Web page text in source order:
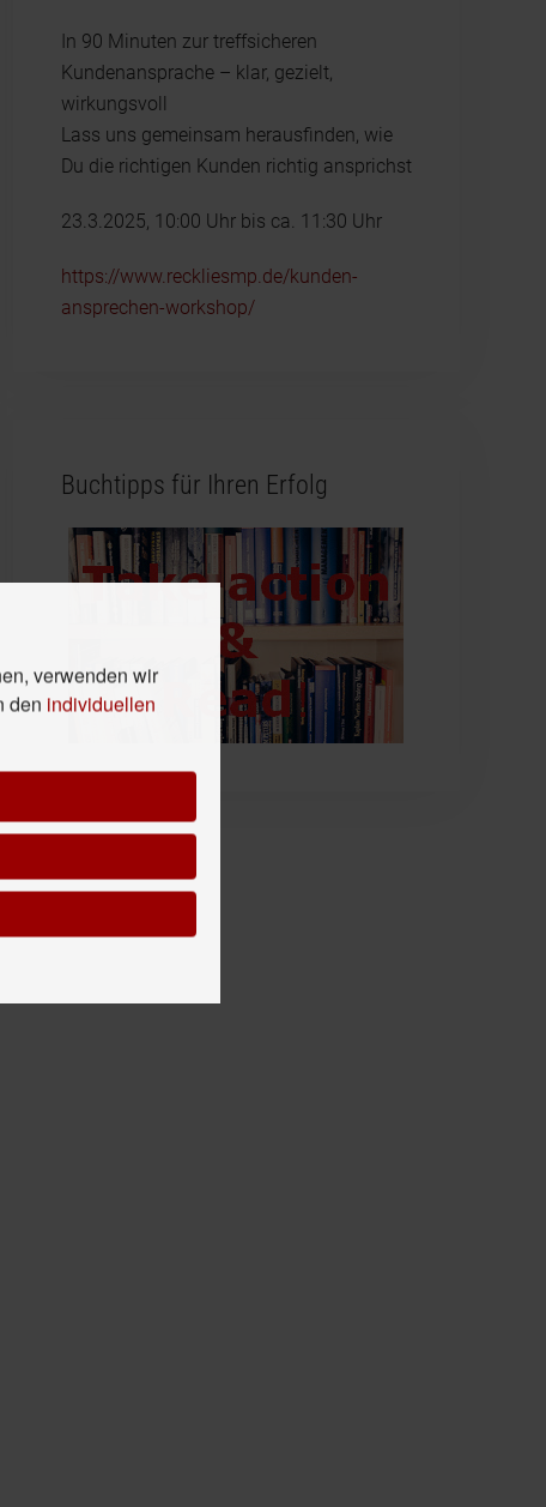
In 90 Minuten zur treffsicheren
Kundenansprache – klar, gezielt,
wirkungsvoll
Lass uns gemeinsam herausfinden, wie
Du die richtigen Kunden richtig ansprichst
23.3.2025, 10:00 Uhr bis ca. 11:30 Uhr
https://www.reckliesmp.de/kunden-
ansprechen-workshop/
Buchtipps für Ihren Erfolg
verwenden wir
den individuellen